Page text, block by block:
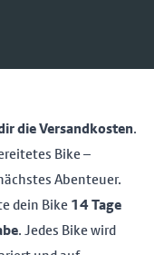
die Versandkosten.
Bike –
Abenteuer.
dein Bike14 Tage
. Jedes Bike wird